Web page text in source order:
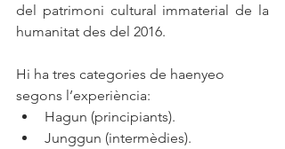
del patrimoni cultural immaterial de la
humanitat des del 2016.
Hi ha tres categories de haenyeo
segons l’experiència:
Hagun (principiants).
Junggun (intermèdies).